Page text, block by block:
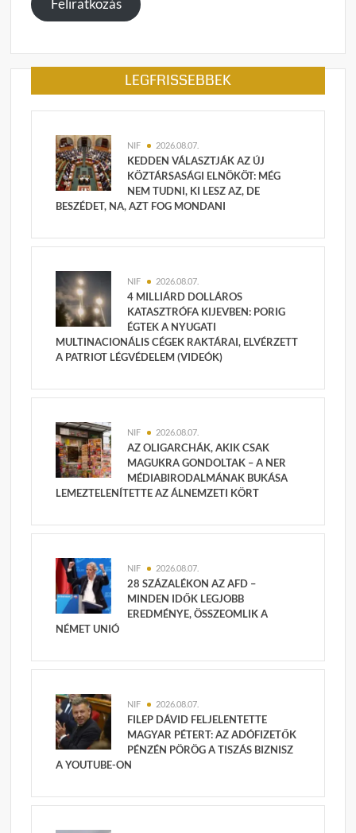
Feliratkozás
LEGFRISSEBBEK
NIF 2026.08.07.
KEDDEN VÁLASZTJÁK AZ ÚJ
KÖZTÁRSASÁGI ELNÖKÖT: MÉG
NEM TUDNI, KI LESZ AZ, DE
BESZÉDET, NA, AZT FOG MONDANI
NIF 2026.08.07.
4 MILLIÁRD DOLLÁROS
KATASZTRÓFA KIJEVBEN: PORIG
ÉGTEK A NYUGATI
MULTINACIONÁLIS CÉGEK RAKTÁRAI, ELVÉRZETT
A PATRIOT LÉGVÉDELEM (VIDEÓK)
NIF 2026.08.07.
AZ OLIGARCHÁK, AKIK CSAK
MAGUKRA GONDOLTAK – A NER
MÉDIABIRODALMÁNAK BUKÁSA
LEMEZTELENÍTETTE AZ ÁLNEMZETI KÖRT
NIF 2026.08.07.
28 SZÁZALÉKON AZ AFD –
MINDEN IDŐK LEGJOBB
EREDMÉNYE, ÖSSZEOMLIK A
NÉMET UNIÓ
NIF 2026.08.07.
FILEP DÁVID FELJELENTETTE
MAGYAR PÉTERT: AZ ADÓFIZETŐK
PÉNZÉN PÖRÖG A TISZÁS BIZNISZ
A YOUTUBE-ON